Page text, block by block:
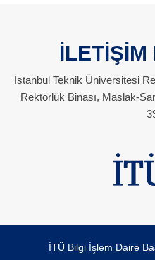
İLETİŞİM
İstanbul Teknik Üniversitesi
Rektörlük Binası, Maslak-
İTÜ Bilgi İşlem Daire